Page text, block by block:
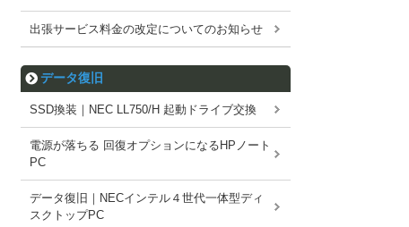
出張サービス料金の改定についてのお知らせ
データ復旧
SSD換装｜NEC LL750/H 起動ドライブ交換
電源が落ちる 回復オプションになるHPノート
PC
データ復旧｜NECインテル４世代一体型ディ
スクトップPC